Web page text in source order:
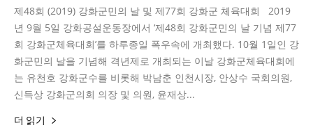
제48회 (2019) 강화군민의 날 및 제77회 강화군 체육대회 2019
년 9월 5일 강화공설운동장에서 ‘제48회 강화군민의 날 기념 제77
회 강화군체육대회’를 하루종일 폭우속에 개최했다. 10월 1일인 강
화군민의 날을 기념해 격년제로 개최되는 이날 강화군체육대회에
는 유천호 강화군수를 비롯해 박남춘 인천시장, 안상수 국회의원,
신득상 강화군의회 의장 및 의원, 윤재상...
더 읽기